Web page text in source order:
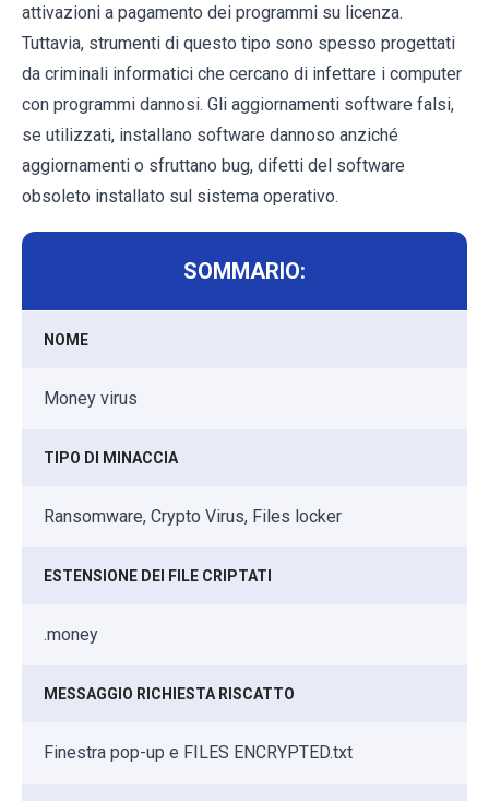
attivazioni a pagamento dei programmi su licenza.
Tuttavia, strumenti di questo tipo sono spesso progettati
da criminali informatici che cercano di infettare i computer
con programmi dannosi. Gli aggiornamenti software falsi,
se utilizzati, installano software dannoso anziché
aggiornamenti o sfruttano bug, difetti del software
obsoleto installato sul sistema operativo.
SOMMARIO:
NOME
Money virus
TIPO DI MINACCIA
Ransomware, Crypto Virus, Files locker
ESTENSIONE DEI FILE CRIPTATI
.money
MESSAGGIO RICHIESTA RISCATTO
Finestra pop-up e FILES ENCRYPTED.txt